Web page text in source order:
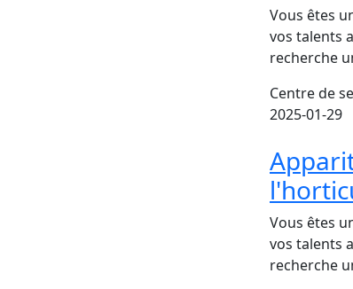
Vous êtes
vos talents
recherche
Centre de
2025-01-29
Vous êtes
vos talents
recherche